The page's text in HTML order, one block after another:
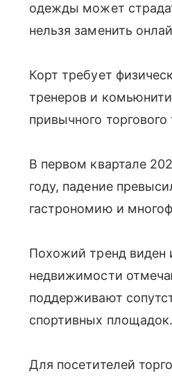
одежды может
нельзя заменить
Корт требует
тренеров и
привычного
В первом квартале
году, падение
гастрономию и
Похожий тренд виден
недвижимости
поддерживают
спортивных площадок.
Для посетителей